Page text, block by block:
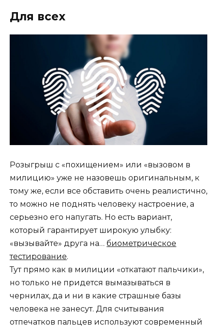
Для всех
Розыгрыш с «похищением» или «вызовом в
милицию» уже не назовешь оригинальным, к
тому же, если все обставить очень реалистично,
то можно не поднять человеку настроение, а
серьезно его напугать. Но есть вариант,
который гарантирует широкую улыбку:
«вызывайте» друга на… биометрическое
тестирование.
Тут прямо как в милиции «откатают пальчики»,
но только не придется вымазываться в
чернилах, да и ни в какие страшные базы
человека не занесут. Для считывания
отпечатков пальцев используют современный